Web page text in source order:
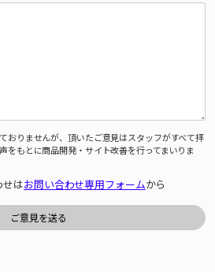
おりませんが、頂いたご意見はスタッフがすべて拝
をもとに商品開発・サイト改善を行ってまいりま
せはお問い合わせ専用フォームから